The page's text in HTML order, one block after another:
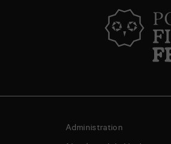
Administration